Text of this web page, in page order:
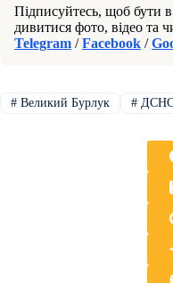
Підписуйтесь, щоб бути
дивитися фото, відео та
Telegram /Facebook /
#Великий Бурлук #